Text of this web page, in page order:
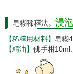
皂糊稀釋法。 浸
【稀釋用材料】 皂糊
【精油】 佛手柑10ml